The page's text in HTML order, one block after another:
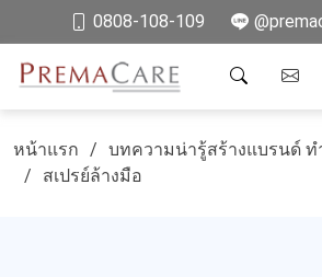
0808-108-109
หน้าแรก
บทความน่ารู้สร้างแบรนด์
สเปรย์ล้างมือ